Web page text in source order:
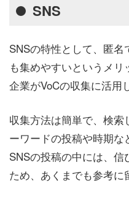
SNS
SNSの特性として、匿
も集めやすいというメ
企業がVoCの収集に活用
収集方法は簡単で、検
ーワードの投稿や時期な
SNSの投稿の中には、
ため、あくまでも参考に